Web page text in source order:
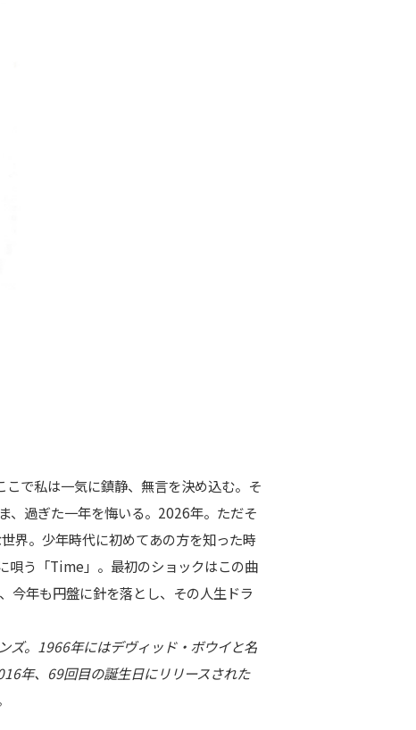
で私は一気に鎮静、無言を決め込む。そ
、過ぎた一年を悔いる。2026年。ただそ
界。少年時代に初めてあの方を知った時
唄う「Time」。最初のショックはこの曲
年も円盤に針を落とし、その人生ドラ
ズ。1966年にはデヴィッド・ボウイと名
年、69回目の誕生日にリリースされた